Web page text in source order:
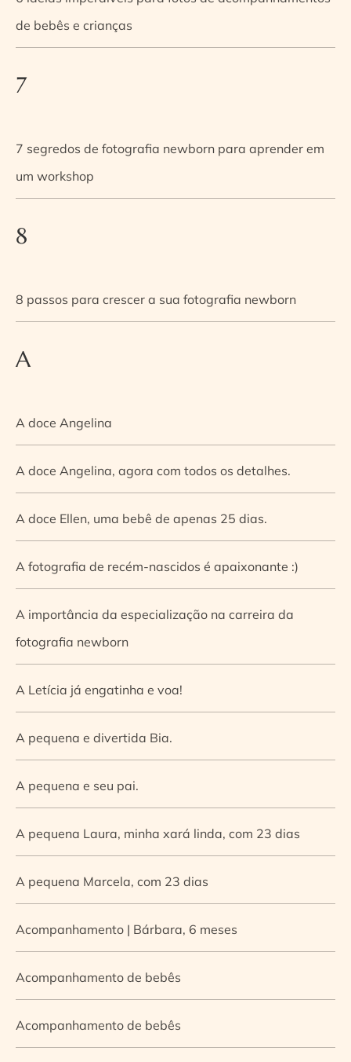
de bebês e crianças
7
7 segredos de fotografia newborn para aprender em
um workshop
8
8 passos para crescer a sua fotografia newborn
A
A doce Angelina
A doce Angelina, agora com todos os detalhes.
A doce Ellen, uma bebê de apenas 25 dias.
A fotografia de recém-nascidos é apaixonante :)
A importância da especialização na carreira da
fotografia newborn
A Letícia já engatinha e voa!
A pequena e divertida Bia.
A pequena e seu pai.
A pequena Laura, minha xará linda, com 23 dias
A pequena Marcela, com 23 dias
Acompanhamento | Bárbara, 6 meses
Acompanhamento de bebês
Acompanhamento de bebês